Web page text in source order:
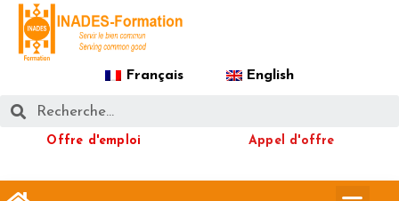
Français English
Offre d'emploi Appel d'offre